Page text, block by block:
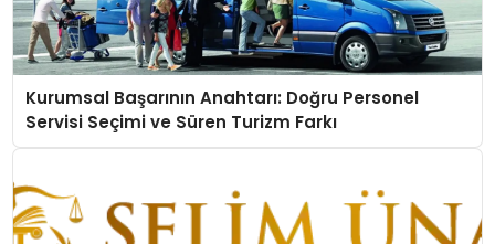
Kurumsal Başarının Anahtarı: Doğru Personel
Servisi Seçimi ve Süren Turizm Farkı